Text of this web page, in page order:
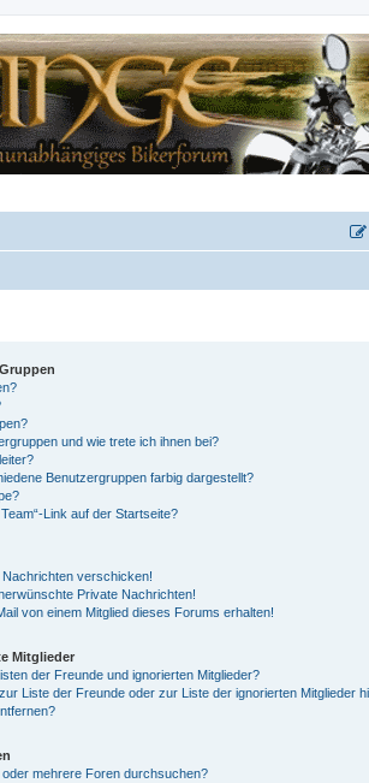
und wie trete ich ihnen bei?
Benutzergruppen farbig dargestellt?
Link auf der Startseite?
verschicken!
Private Nachrichten!
von einem Mitglied dieses Forums erhalten!
Mitglieder
der Freunde und ignorierten Mitglieder?
Liste der Freunde oder zur Liste der ignorierten Mitglieder
mehrere Foren durchsuchen?